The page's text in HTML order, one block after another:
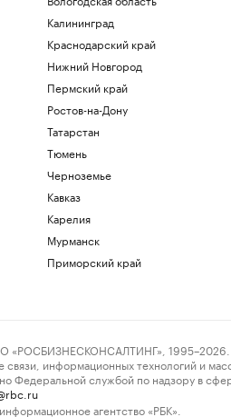
в
рождении
мира
победила
WTA
Калининград
Краснодарский край
Нижний Новгород
Пермский край
Ростов-на-Дону
Татарстан
Тюмень
Черноземье
Кавказ
Карелия
Мурманск
Приморский край
1995–2026.
информационных технологий и
Федеральной службой по надзору в
агентство «РБК».